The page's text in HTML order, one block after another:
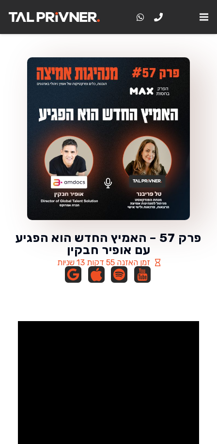
פרק 57 – האמיץ החדש הוא הפגיע
עם אופיר חבקין
זמן האזנה 55 דקות 13 שניות